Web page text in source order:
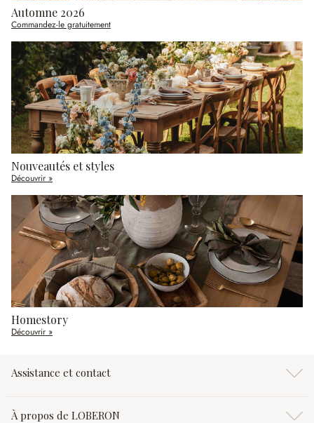
Automne 2026
Commandez-le gratuitement
Nouveautés et styles
Découvrir »
Homestory
Découvrir »
Assistance et contact
À propos de LOBERON